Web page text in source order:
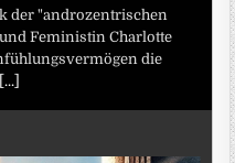
der "androzentrischen
Feministin Charlotte
die
[...]